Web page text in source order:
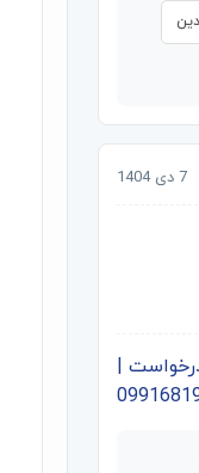
7 دی 1404
|